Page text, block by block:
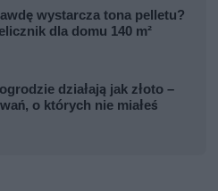
wystarcza tona pelletu?
dla domu 140 m²
działają jak złoto –
o których nie miałeś